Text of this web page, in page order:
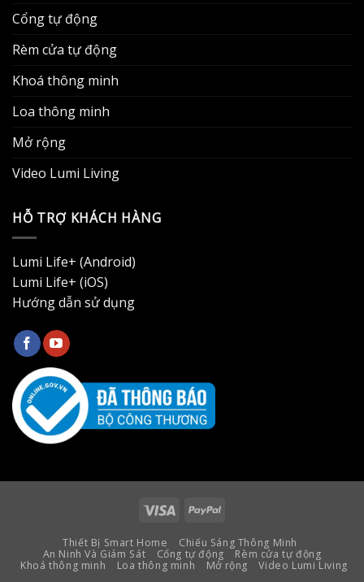
Cổng tự động
Rèm cửa tự động
Khoá thông minh
Loa thông minh
Mở rộng
Video Lumi Living
HỖ TRỢ KHÁCH HÀNG
Lumi Life+ (Android)
Lumi Life+ (iOS)
Hướng dẫn sử dụng
Visa PayPal
Thiết Bị Smart Home
Chiếu Sáng Thông Minh
An Ninh Và Giám Sát
Cổng tự động
Rèm cửa tự động
Khoá thông minh
Loa thông minh Mở rộng Video Lumi Living